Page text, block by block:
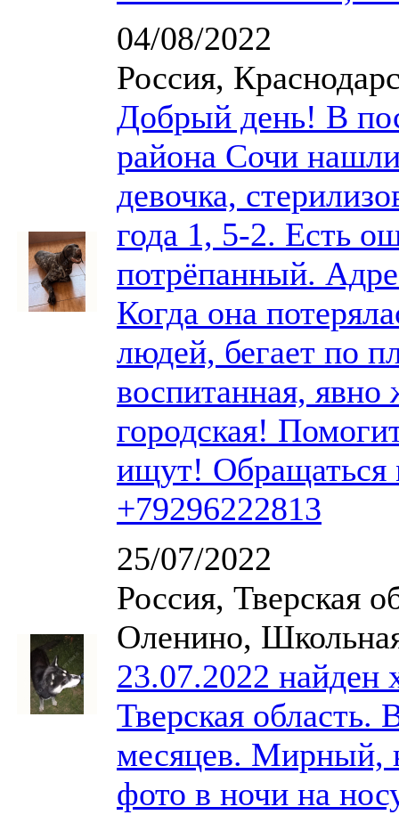
04/08/2022
Россия,
Добрый день! В
района Сочи
девочка,
года 1, 5-2. Есть
потрёпанный.
Когда она
людей, бегает по
воспитанная,
городская!
ищут! Обращаться
+79296222813
25/07/2022
Россия, Тверская
Оленино,
23.07.2022 найден
Тверская область.
месяцев. Мирный,
фото в ночи на